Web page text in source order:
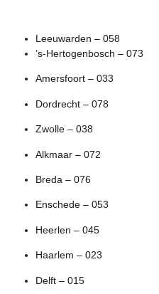
Leeuwarden – 058
’s-Hertogenbosch – 073
Amersfoort – 033
Dordrecht – 078
Zwolle – 038
Alkmaar – 072
Breda – 076
Enschede – 053
Heerlen – 045
Haarlem – 023
Delft – 015